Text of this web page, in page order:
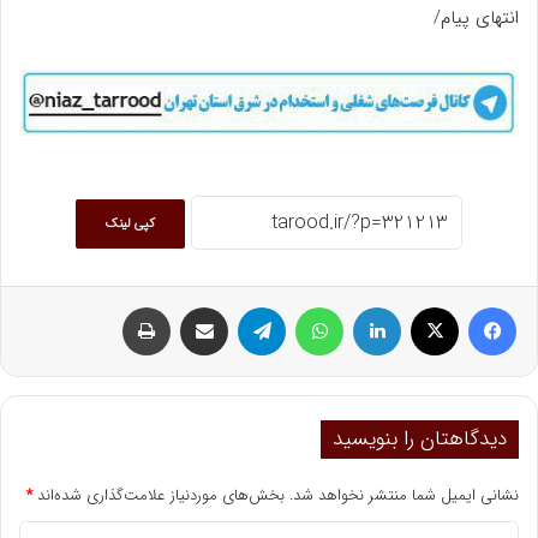
انتهای پیام/
کپی لینک
ایکس
دیدگاهتان را بنویسید
نشانی ایمیل شما منتشر نخواهد شد. بخش‌های موردنیاز علامت‌گذاری شده‌اند*